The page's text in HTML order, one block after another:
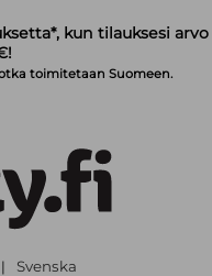
kun tilauksesi arvo
toimitetaan Suomeen.
| Svenska